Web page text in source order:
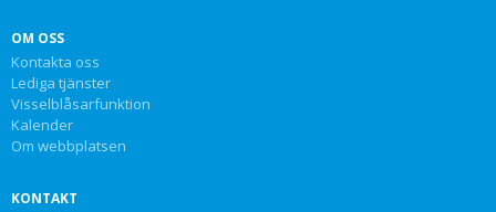
OM OSS
Kontakta oss
Lediga tjänster
Visselblåsarfunktion
Kalender
Om webbplatsen
KONTAKT